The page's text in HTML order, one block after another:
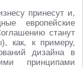
принесут и,
европейские
станут
как, к примеру,
дизайна в
принципами